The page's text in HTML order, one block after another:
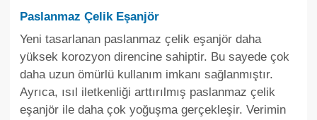
Paslanmaz Çelik Eşanjör
Yeni tasarlanan paslanmaz çelik eşanjör daha
yüksek korozyon direncine sahiptir. Bu sayede çok
daha uzun ömürlü kullanım imkanı sağlanmıştır.
Ayrıca, ısıl iletkenliği arttırılmış paslanmaz çelik
eşanjör ile daha çok yoğuşma gerçekleşir. Verimin